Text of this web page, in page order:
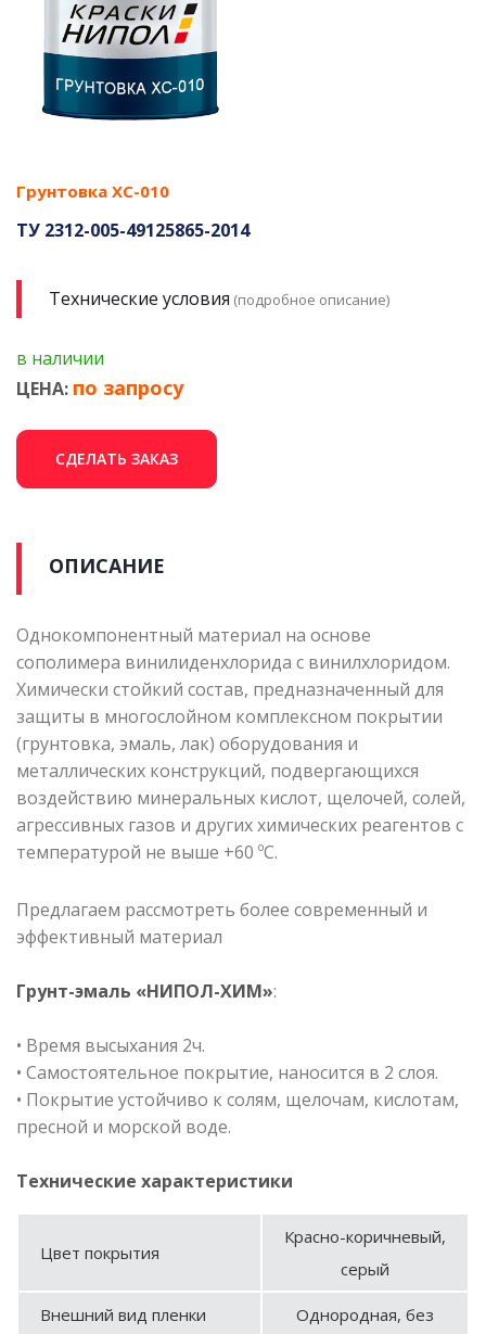
Грунтовка ХС-010
ТУ 2312-005-49125865-2014
Технические условия (подробное описание)
в наличии
ЦЕНА: по запросу
СДЕЛАТЬ ЗАКАЗ
ОПИСАНИЕ
Однокомпонентный материал на основе
сополимера винилиденхлорида с винилхлоридом.
Химически стойкий состав, предназначенный для
защиты в многослойном комплексном покрытии
(грунтовка, эмаль, лак) оборудования и
металлических конструкций, подвергающихся
воздействию минеральных кислот, щелочей, солей,
агрессивных газов и других химических реагентов с
температурой не выше +60 ºС.
Предлагаем рассмотреть более современный и
эффективный материал
Грунт-эмаль «НИПОЛ-ХИМ»:
• Время высыхания 2ч.
• Самостоятельное покрытие, наносится в 2 слоя.
• Покрытие устойчиво к солям, щелочам, кислотам,
пресной и морской воде.
Технические характеристики
Цвет покрытия
Красно-коричневый,
серый
Внешний вид пленки
Однородная, без